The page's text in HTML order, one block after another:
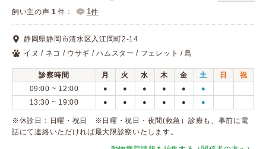
動物病院検索
口コミ検索
Calooペットとは？
口コミ投稿
飼い主の声 1 件： 1件
静岡県静岡市清水区入江岡町2-14
イヌ / ネコ / ウサギ / ハムスター / フェレット / 鳥
診察時間 月 火 水 木 金 土 日
祝
09:00 ~ 12:00
● ● ● ● ● ●
13:30 ~ 19:00 ● ● ● ● ● ●
※休診日：日曜・祝日 ※日曜・祝日・夜間(救急）診療も、事前に電
話にて連絡いただければ最大限診察いたします。